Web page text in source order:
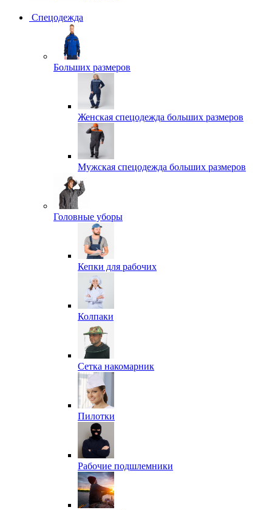
Спецодежда
Больших размеров
Женская спецодежда больших размеров
Мужская спецодежда больших размеров
Головные уборы
Кепки для рабочих
Колпаки
Сетка накомарник
Пилотки
Рабочие подшлемники